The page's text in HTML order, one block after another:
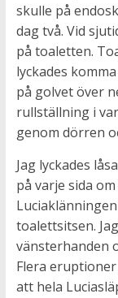
skulle på
dag två. Vid
på toaletten.
lyckades
på golvet över
rullställning i
genom dörren
Jag lyckades
på varje sida
toalettsitsen.
vänsterhanden
Flera
att hela